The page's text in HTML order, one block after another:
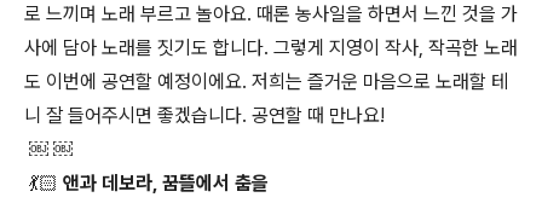
로 느끼며 노래 부르고 놀아요. 때론 농사일을 하면서 느낀 것을 가
사에 담아 노래를 짓기도 합니다. 그렇게 지영이 작사, 작곡한 노래
도 이번에 공연할 예정이에요. 저희는 즐거운 마음으로 노래할 테
니 잘 들어주시면 좋겠습니다. 공연할 때 만나요!
￼ ￼
💃🏻 앤과 데보라, 꿈뜰에서 춤을